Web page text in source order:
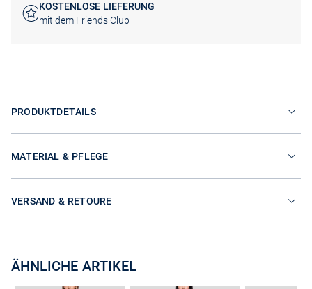
KOSTENLOSE LIEFERUNG
mit dem Friends Club
PRODUKTDETAILS
MATERIAL & PFLEGE
VERSAND & RETOURE
ÄHNLICHE ARTIKEL